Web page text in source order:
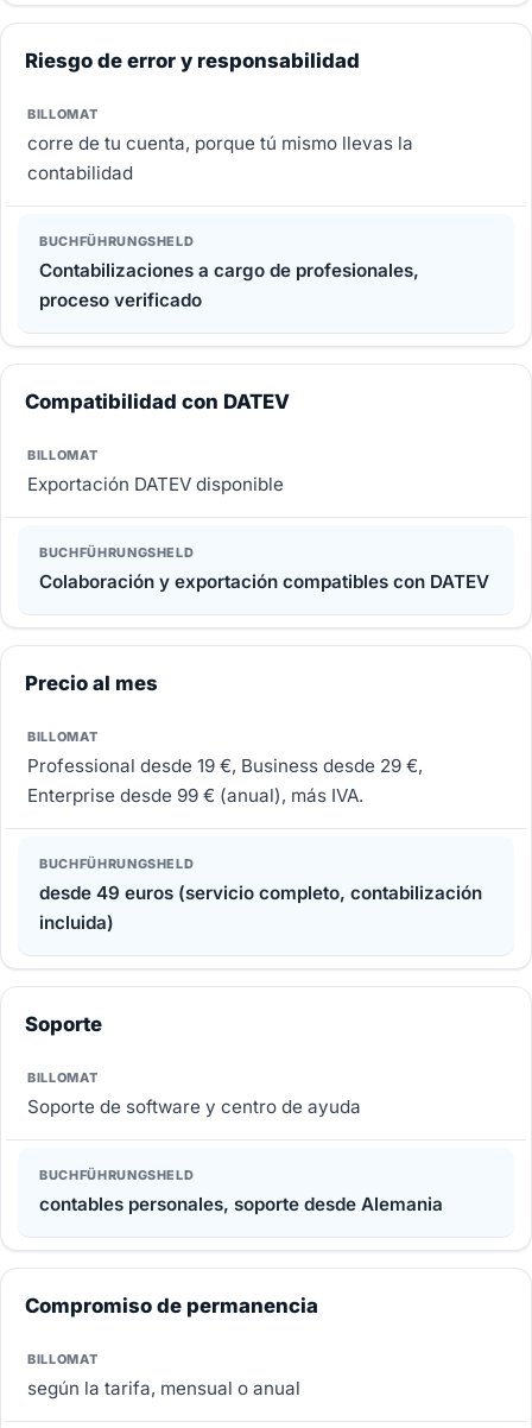
Riesgo de error y responsabilidad
corre de tu cuenta, porque tú mismo llevas la
contabilidad
Contabilizaciones a cargo de profesionales,
proceso verificado
Compatibilidad con DATEV
Exportación DATEV disponible
Colaboración y exportación compatibles con DATEV
Precio al mes
Professional desde 19 €, Business desde 29 €,
Enterprise desde 99 € (anual), más IVA.
desde 49 euros (servicio completo, contabilización
incluida)
Soporte
Soporte de software y centro de ayuda
contables personales, soporte desde Alemania
Compromiso de permanencia
según la tarifa, mensual o anual